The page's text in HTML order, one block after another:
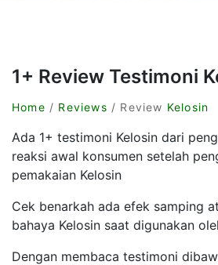
1+ Review Testimoni
Home / Reviews / Review Kelosin
Ada 1+ testimoni Kelosin dari
reaksi awal konsumen setelah
pemakaian Kelosin
Cek benarkah ada efek samping
bahaya Kelosin saat digunakan
Dengan membaca testimoni